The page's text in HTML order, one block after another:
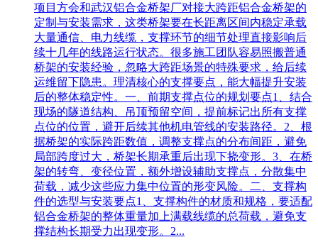
项目方会和武汉铝合金桥架厂对接大跨距铝合金桥架的
定制与安装需求，这类桥架要在长距离区间内稳定承载
大量通信、电力线缆，支撑环节的细节处理直接影响后
续十几年的线路运行状态。很多施工团队容易照搬普通
桥架的安装经验，忽略大跨距场景的特殊要求，给后续
运维留下隐患。理清核心的支撑要点，能大幅提升安装
后的整体稳定性。一、前期支撑点位的规划要点1、结合
现场的隧道结构、吊顶预留空间，提前标记出所有支撑
点位的位置，避开后续其他机电管线的安装路径。2、根
据桥架的实际跨距数值，调整支撑点的分布间距，避免
局部跨度过大，桥架长期承重后出现下挠变形。3、在桥
架的转弯、变径位置，额外增设辅助支撑点，分散集中
荷载，减少这些应力集中位置的形变风险。二、支撑构
件的选型与安装要点1、支撑构件的材质和规格，要适配
铝合金桥架的整体重量加上满载线缆的总荷载，避免支
撑结构长期受力出现变形。2...